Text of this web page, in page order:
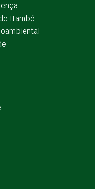
Itambé